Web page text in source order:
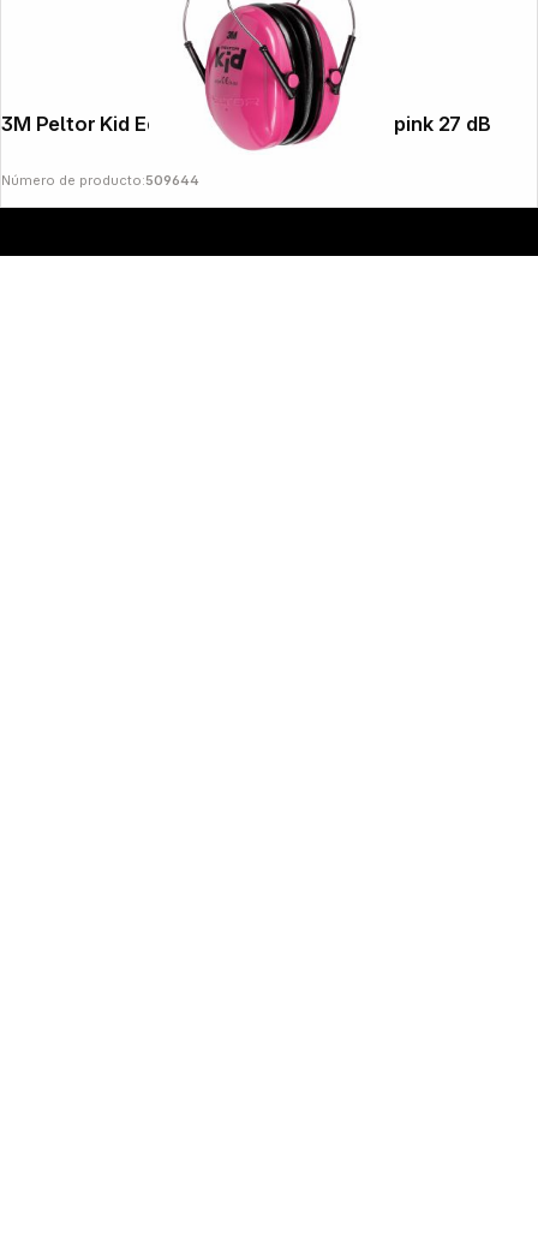
3M Peltor Kid Ear Defenders for Children pink 27 dB
Número de producto:509644